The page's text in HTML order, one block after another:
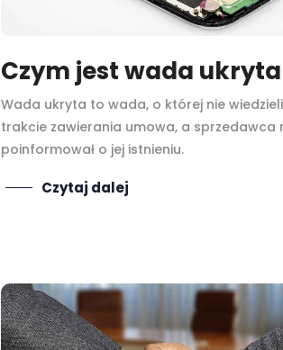
Czym jest wada ukryta
Wada ukryta to wada, o której nie
trakcie zawierania umowa, a sprzedawca
poinformował o jej istnieniu.
Czytaj dalej